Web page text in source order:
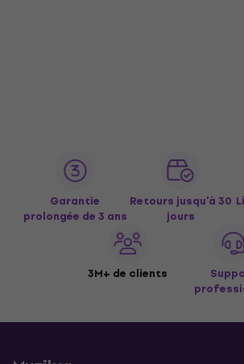
Garantie
prolongée de 3 ans
Retours jusqu’à 30
jours
3M+ de clients